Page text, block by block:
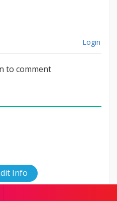
Login
to comment
Info